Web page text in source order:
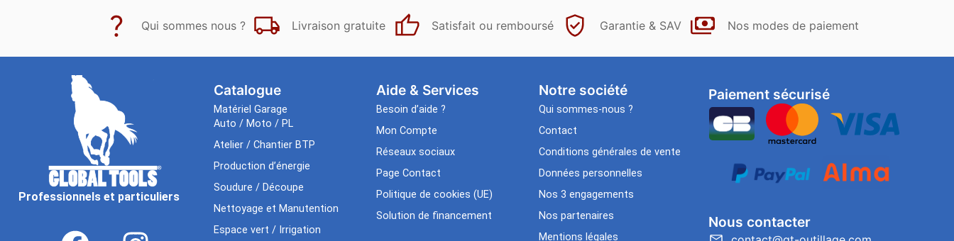
Qui sommes nous ? Livraison gratuite Satisfait ou remboursé Garantie & SAV Nos modes de paiement
Professionnels et particuliers
Catalogue
Matériel Garage
Auto / Moto / PL
Atelier / Chantier BTP
Production d’énergie
Soudure / Découpe
Nettoyage et Manutention
Espace vert / Irrigation
Aide & Services​
Besoin d’aide ?
Mon Compte
Réseaux sociaux
Page Contact
Politique de cookies (UE)
Solution de financement
Notre société
Qui sommes-nous ?
Contact
Conditions générales de vente
Données personnelles
Nos 3 engagements
Nos partenaires
Mentions légales
Paiement sécurisé
Nous contacter